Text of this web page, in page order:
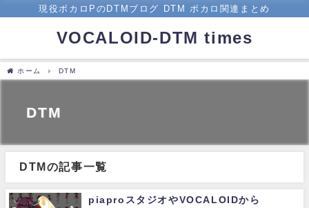
現役ボカロPのDTMブログ DTM ボカロ関連まとめ
VOCALOID-DTM times
ホーム DTM
DTM
DTMの記事一覧
piaproスタジオやVOCALOIDから